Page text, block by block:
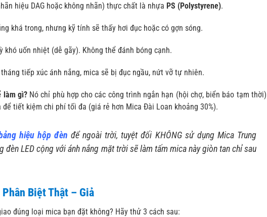
hiệu DAG hoặc không nhãn) thực chất là nhựa PS (Polystyrene).
khá trong, nhưng kỹ tính sẽ thấy hơi đục hoặc có gợn sóng.
khó uốn nhiệt (dễ gãy). Không thể đánh bóng cạnh.
tiếp xúc ánh nắng, mica sẽ bị đục ngầu, nứt vỡ tự nhiên.
làm gì?Nó chỉ phù hợp cho các công trình ngắn hạn (hội chợ, biển báo tạm thời)
để tiết kiệm chi phí tối đa (giá rẻ hơn Mica Đài Loan khoảng 30%).
hiệu hộp đèn để ngoài trời, tuyệt đối KHÔNG sử dụng Mica Trung
đèn LED cộng với ánh nắng mặt trời sẽ làm tấm mica này giòn tan chỉ sau
Biệt Thật – Giả
đúng loại mica bạn đặt không? Hãy thử 3 cách sau: